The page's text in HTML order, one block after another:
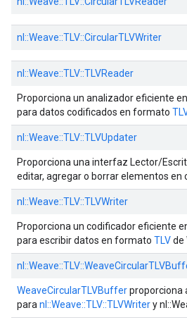
nl::Weave::TLV::CircularTLVWriter
nl::Weave::TLV::TLVReader
Proporciona un analizador eficiente
para datos codificados en formato
nl::Weave::TLV::TLVUpdater
Proporciona una interfaz Lector/
editar, agregar o borrar elementos en
nl::Weave::TLV::TLVWriter
Proporciona un codificador eficiente
para escribir datos en formato TLVde
nl::Weave::TLV::
WeaveCircularTLVBufferproporciona
para nl::Weave::TLV::TLVWritery